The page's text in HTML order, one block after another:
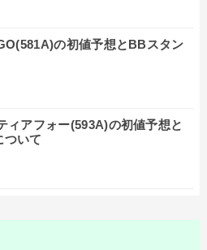
の初値予想とBBスタン
ィアフォー(593A)の初値予想と
ついて